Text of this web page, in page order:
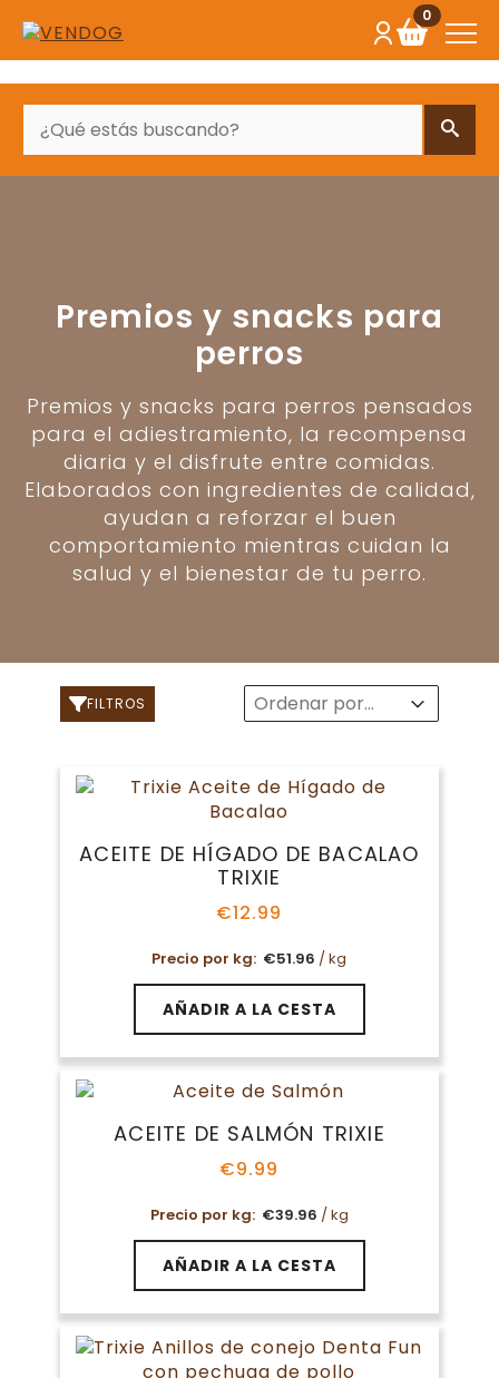
0
Premios y snacks para
perros
Premios y snacks para perros pensados
para el adiestramiento, la recompensa
diaria y el disfrute entre comidas.
Elaborados con ingredientes de calidad,
ayudan a reforzar el buen
comportamiento mientras cuidan la
salud y el bienestar de tu perro.
FILTROS Sort
Sort content
Sort content
ACEITE DE HÍGADO DE BACALAO
TRIXIE
€12.99
Precio por kg: €51.96 / kg
AÑADIR A LA CESTA
ACEITE DE SALMÓN TRIXIE
€9.99
Precio por kg: €39.96 / kg
AÑADIR A LA CESTA